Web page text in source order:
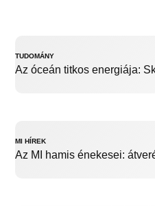
TUDOMÁNY
Az óceán titkos energiája:
MI HÍREK
Az MI hamis énekesei: